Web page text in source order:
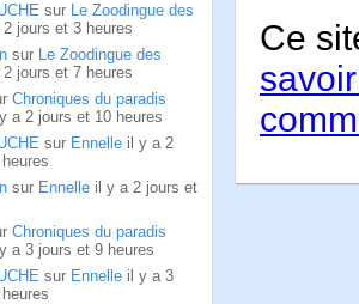
sur Le Zoodingue des
jours et 3 heures
sur Le Zoodingue des
jours et 7 heures
Chroniques du paradis
a 2 jours et 10 heures
sur Ennelle il y a 2
sur Ennelle il y a 2 jours et
Chroniques du paradis
a 3 jours et 9 heures
sur Ennelle il y a 3
Ce